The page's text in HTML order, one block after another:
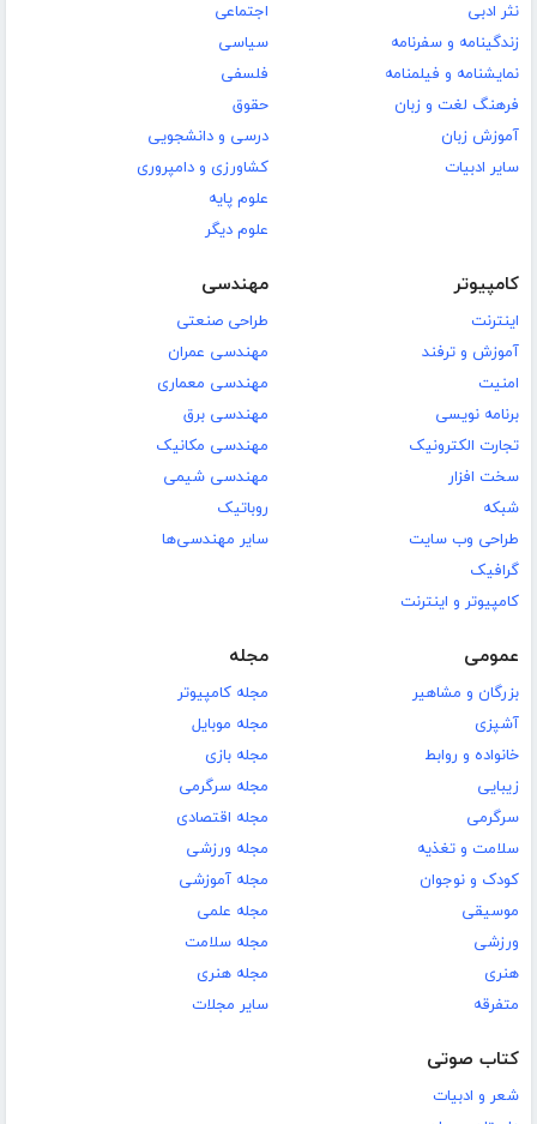
نثر ادبی
زندگینامه و سفرنامه
نمایشنامه و فیلمنامه
فرهنگ لغت و زبان
آموزش زبان
سایر ادبیات
اجتماعی
سیاسی
فلسفی
حقوق
درسی و دانشجویی
کشاورزی و دامپروری
علوم پایه
علوم دیگر
کامپیوتر
اینترنت
آموزش و ترفند
امنیت
برنامه نویسی
تجارت الکترونیک
سخت افزار
شبکه
طراحی وب سایت
گرافیک
کامپیوتر و اینترنت
مهندسی
طراحی صنعتی
مهندسی عمران
مهندسی معماری
مهندسی برق
مهندسی مکانیک
مهندسی شیمی
روباتیک
سایر مهندسی‌ها
عمومی
بزرگان و مشاهیر
آشپزی
خانواده و روابط
زیبایی
سرگرمی
سلامت و تغذیه
کودک و نوجوان
موسیقی
ورزشی
هنری
متفرقه
مجله
مجله کامپیوتر
مجله موبایل
مجله بازی
مجله سرگرمی
مجله اقتصادی
مجله ورزشی
مجله آموزشی
مجله علمی
مجله سلامت
مجله هنری
سایر مجلات
کتاب صوتی
شعر و ادبیات